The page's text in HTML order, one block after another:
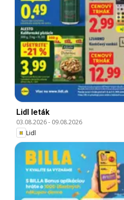
Lidl leták
03.08.2026- 09.08.2026
Lidl